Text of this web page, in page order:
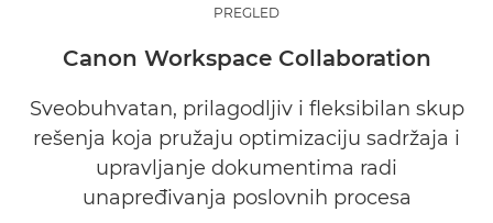
POVEZANI SOFTVER
PREGLED
Canon Workspace Collaboration
Sveobuhvatan, prilagodljiv i fleksibilan skup
rešenja koja pružaju optimizaciju sadržaja i
upravljanje dokumentima radi
unapređivanja poslovnih procesa